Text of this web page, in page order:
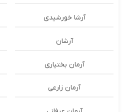
آرشا خورشیدی
آرشان
آرمان بختیاری
آرمان زارعی